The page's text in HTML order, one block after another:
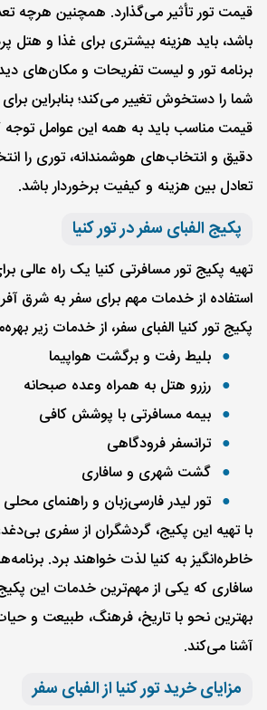
قیمت تور تأثیر می‌گذارد. همچنین هرچه
باشد، باید هزینه بیشتری برای غذا و هتل
برنامه تور و لیست تفریحات و مکان‌های
شما را دستخوش تغییر می‌کند؛ بنابراین
قیمت مناسب باید به همه این عوامل توجه
دقیق و انتخاب‌های هوشمندانه، توری را
تعادل بین هزینه و کیفیت برخوردار باشد.
پکیج الفبای سفر در تور کنیا
تهیه پکیج تور مسافرتی کنیا یک راه عالی
استفاده از خدمات مهم برای سفر به شرق
پکیج تور کنیا الفبای سفر، از خدمات زیر
بلیط رفت و برگشت هواپیما
رزرو هتل به همراه وعده صبحانه
بیمه مسافرتی با پوشش کافی
ترانسفر فرودگاهی
گشت شهری و سافاری
تور لیدر فارسی‌زبان و راهنمای محلی
با تهیه این پکیج، گردشگران از سفری
خاطره‌انگیز به کنیا لذت خواهند برد.
سافاری که یکی از مهم‌ترین خدمات این
بهترین نحو با تاریخ، فرهنگ، طبیعت و
آشنا می‌کند.
مزایای خرید تور کنیا از الفبای سفر